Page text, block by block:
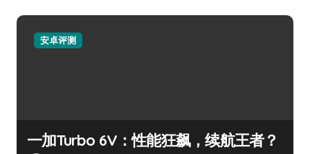
安卓评测
一加Turbo 6V：性能狂飙，续航王者？